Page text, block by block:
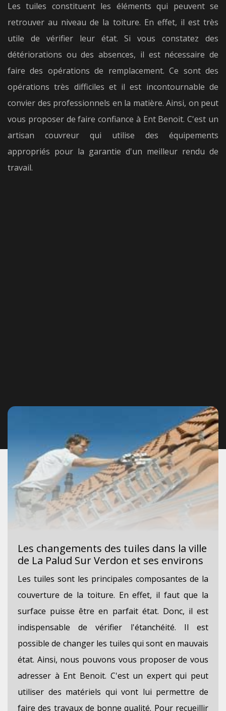
Les tuiles constituent les éléments qui peuvent se
retrouver au niveau de la toiture. En effet, il est très
utile de vérifier leur état. Si vous constatez des
détériorations ou des absences, il est nécessaire de
faire des opérations de remplacement. Ce sont des
opérations très difficiles et il est incontournable de
convier des professionnels en la matière. Ainsi, on peut
vous proposer de faire confiance à Ent Benoit. C'est un
artisan couvreur qui utilise des équipements
appropriés pour la garantie d'un meilleur rendu de
travail.
Les changements des tuiles dans la ville
de La Palud Sur Verdon et ses environs
Les tuiles sont les principales composantes de la
couverture de la toiture. En effet, il faut que la
surface puisse être en parfait état. Donc, il est
indispensable de vérifier l'étanchéité. Il est
possible de changer les tuiles qui sont en mauvais
état. Ainsi, nous pouvons vous proposer de vous
adresser à Ent Benoit. C'est un expert qui peut
utiliser des matériels qui vont lui permettre de
faire des travaux de bonne qualité. Pour recueillir